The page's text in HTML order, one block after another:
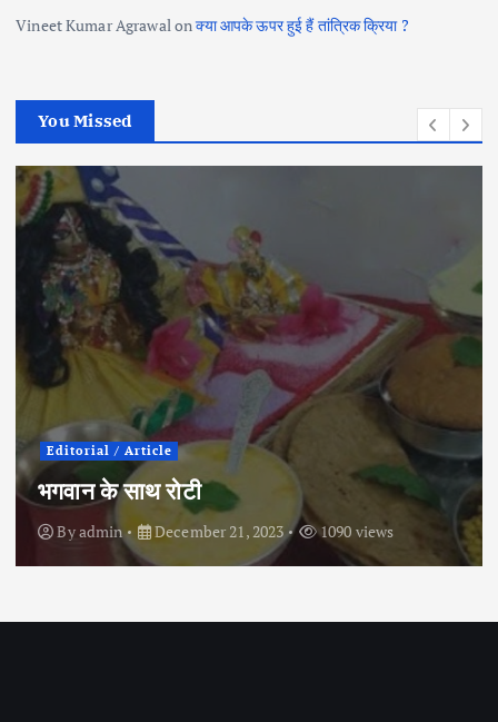
Vineet Kumar Agrawalonक्या आपके ऊपर हुई हैं तांत्रिक क्रिया ?
You Missed
Editorial / Article
भगवान के साथ रोटी
Byadmin December 21, 2023 1090 views